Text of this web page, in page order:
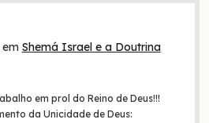
Shemá Israel e a Doutrina
em prol do Reino de Deus!!!
da Unicidade de Deus: